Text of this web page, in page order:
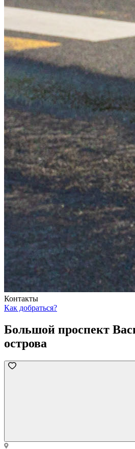
Контакты
Как добраться?
Большой проспект
острова